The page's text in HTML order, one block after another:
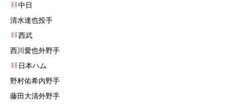
中日
清水達也投手
西武
西川愛也外野手
日本ハム
野村佑希内野手
藤田大清外野手